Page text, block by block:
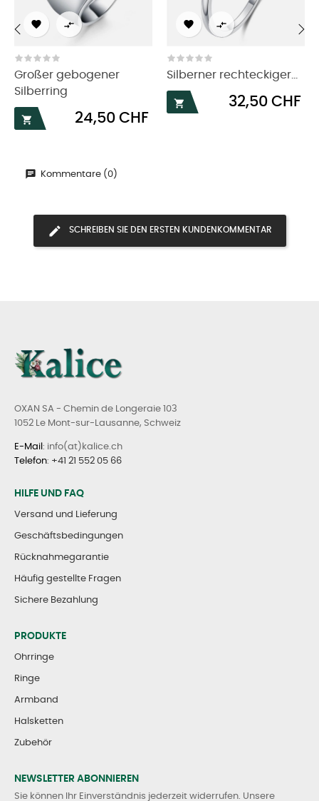
 
Großer gebogener
Silberring

Preis
24,50 CHF
 
Silberner rechteckiger...

Preis
32,50 CHF
‹
Kommentare (0)
SCHREIBEN SIE DEN ERSTEN KUNDENKOMMENTAR
OXAN SA - Chemin de Longeraie 103
1052 Le Mont-sur-Lausanne, Schweiz
E-Mail : info(at)kalice.ch
Telefon: +41 21 552 05 66
HILFE UND FAQ
Versand und Lieferung
Geschäftsbedingungen
Rücknahmegarantie
Häufig gestellte Fragen
Sichere Bezahlung
PRODUKTE
Ohrringe
Ringe
Armband
Halsketten
Zubehör
NEWSLETTER ABONNIEREN
Sie können Ihr Einverständnis jederzeit widerrufen. Unsere